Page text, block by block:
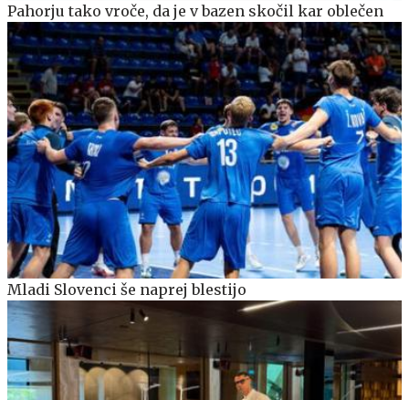
Pahorju tako vroče, da je v bazen skočil kar oblečen
Mladi Slovenci še naprej blestijo